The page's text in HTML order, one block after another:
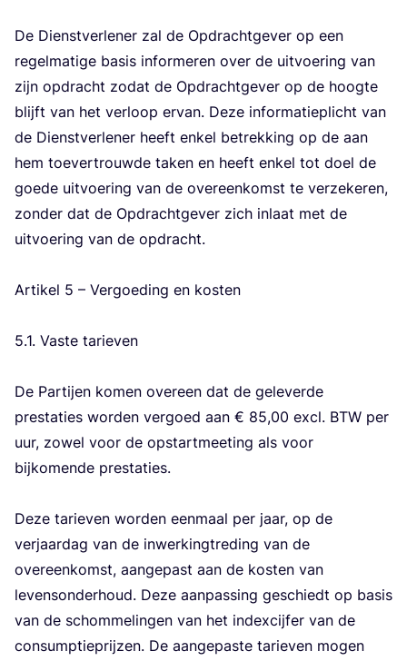
De Dienst­ver­le­ner zal de Opdracht­ge­ver op een
regel­ma­ti­ge basis infor­me­ren over de uit­voe­ring van
zijn opdracht zodat de Opdracht­ge­ver op de hoog­te
blijft van het ver­loop ervan. Deze infor­ma­tie­plicht van
de Dienst­ver­le­ner heeft enkel betrek­king op de aan
hem toe­ver­trouw­de taken en heeft enkel tot doel de
goe­de uit­voe­ring van de over­een­komst te ver­ze­ke­ren,
zon­der dat de Opdracht­ge­ver zich inlaat met de
uit­voe­ring van de opdracht.
Arti­kel 5 – Ver­goe­ding en kos­ten
5.1. Vas­te tarie­ven
De Par­tij­en komen over­een dat de gele­ver­de
pres­ta­ties wor­den ver­goed aan € 85,00 excl. BTW per
uur, zowel voor de opstart­mee­ting als voor
bij­ko­men­de pres­ta­ties.
Deze tarie­ven wor­den een­maal per jaar, op de
ver­jaar­dag van de inwer­king­tre­ding van de
over­een­komst, aan­ge­past aan de kos­ten van
levens­on­der­houd. Deze aan­pas­sing geschiedt op basis
van de schom­me­lin­gen van het index­cij­fer van de
con­sump­tie­prij­zen. De aan­ge­pas­te tarie­ven mogen